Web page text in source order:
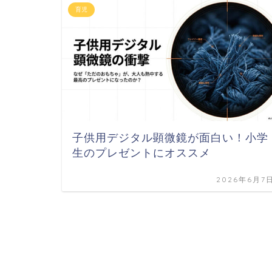
育児
子供用デジタル顕微鏡が面白い！小学
生のプレゼントにオススメ
2026年6月7